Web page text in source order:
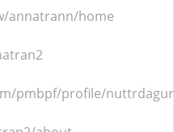
annatrann/home
pmbpf/profile/